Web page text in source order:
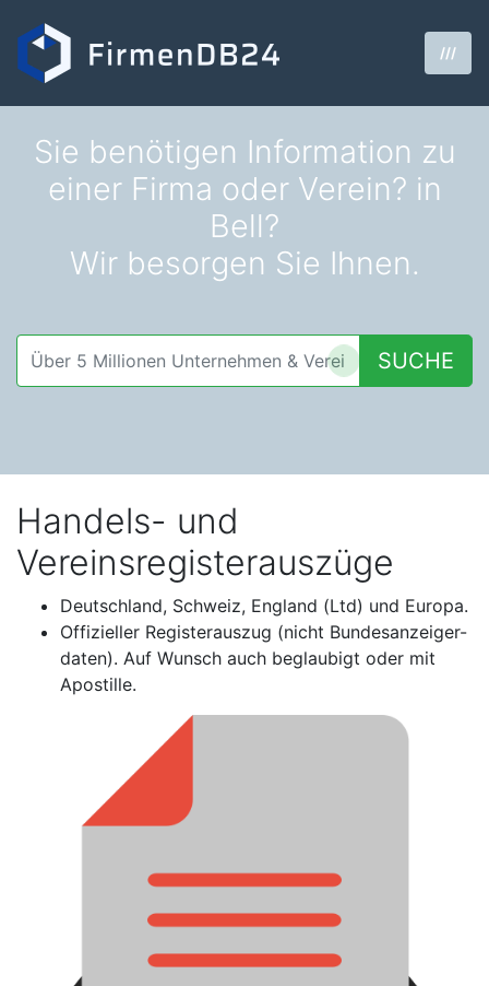
///
Sie benötigen Information zu
einer Firma oder Verein? in
Bell?
Wir besorgen Sie Ihnen.
SUCHE
Handels- und
Vereinsregisterauszüge
Deutschland, Schweiz, England (Ltd) und Europa.
Offizieller Registerauszug (nicht Bundesanzeiger-
daten). Auf Wunsch auch beglaubigt oder mit
Apostille.